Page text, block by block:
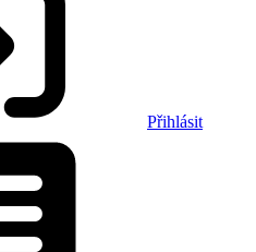
Přihlásit